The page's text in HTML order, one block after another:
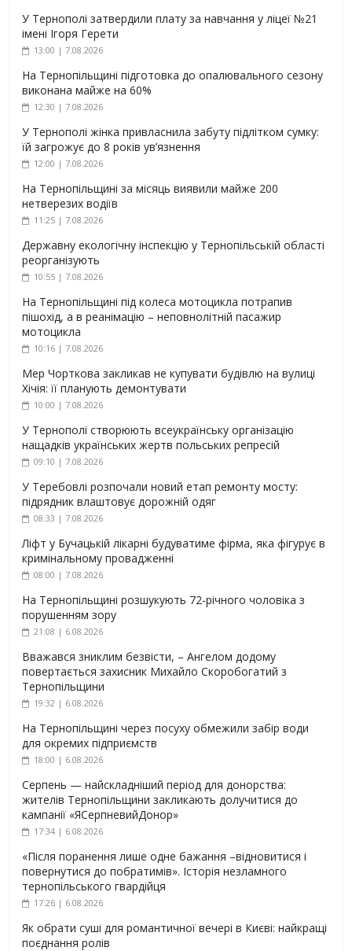
У Тернополі затвердили плату за навчання у ліцеї №21
імені Ігоря Герети
13:00 | 7.08.2026
На Тернопільщині підготовка до опалювального сезону
виконана майже на 60%
12:30 | 7.08.2026
У Тернополі жінка привласнила забуту підлітком сумку:
їй загрожує до 8 років ув’язнення
12:00 | 7.08.2026
На Тернопільщині за місяць виявили майже 200
нетверезих водіїв
11:25 | 7.08.2026
Державну екологічну інспекцію у Тернопільській області
реорганізують
10:55 | 7.08.2026
На Тернопільщині під колеса мотоцикла потрапив
пішохід, а в реанімацію – неповнолітній пасажир
мотоцикла
10:16 | 7.08.2026
Мер Чорткова закликав не купувати будівлю на вулиці
Хічія: її планують демонтувати
10:00 | 7.08.2026
У Тернополі створюють всеукраїнську організацію
нащадків українських жертв польських репресій
09:10 | 7.08.2026
У Теребовлі розпочали новий етап ремонту мосту:
підрядник влаштовує дорожній одяг
08:33 | 7.08.2026
Ліфт у Бучацькій лікарні будуватиме фірма, яка фігурує в
кримінальному провадженні
08:00 | 7.08.2026
На Тернопільщині розшукують 72-річного чоловіка з
порушенням зору
21:08 | 6.08.2026
Вважався зниклим безвісти, – Ангелом додому
повертається захисник Михайло Скоробогатий з
Тернопільщини
19:32 | 6.08.2026
На Тернопільщині через посуху обмежили забір води
для окремих підприємств
18:00 | 6.08.2026
Серпень — найскладніший період для донорства:
жителів Тернопільщини закликають долучитися до
кампанії «ЯСерпневийДонор»
17:34 | 6.08.2026
«Після поранення лише одне бажання –відновитися і
повернутися до побратимів». Історія незламного
тернопільського гвардійця
17:26 | 6.08.2026
Як обрати суші для романтичної вечері в Києві: найкращі
поєднання ролів